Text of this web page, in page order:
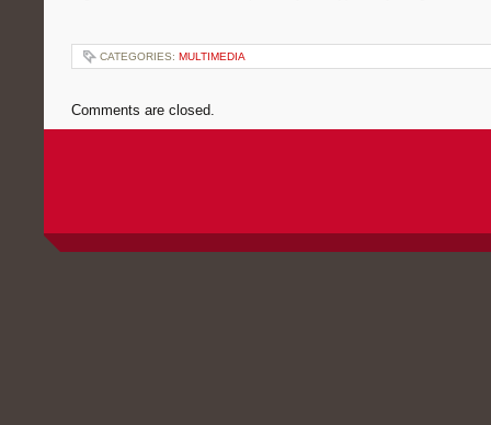
CATEGORIES: MULTIMEDIA
Comments are closed.